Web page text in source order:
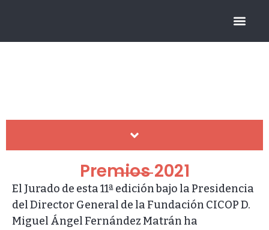
Premios 2021
El Jurado de esta 11ª edición bajo la Presidencia
del Director General de la Fundación CICOP D.
Miguel Ángel Fernández Matrán ha